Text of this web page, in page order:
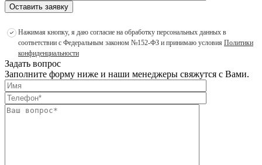
Оставить заявку
Нажимая кнопку, я даю согласие на обработку персональных данных в
соответствии с Федеральным законом №152-ФЗ и принимаю условия Политики
конфиденциальности
Задать вопрос
Заполните форму ниже и наши менеджеры свяжутся с Вами.